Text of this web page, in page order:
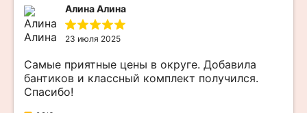
Алина Алина
23 июля 2025
Самые приятные цены в округе. Добавила
бантиков и классный комплект получился.
Спасибо!